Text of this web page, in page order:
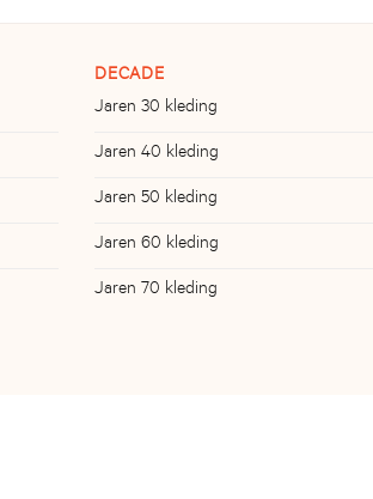
DECADE
Jaren 30 kleding
Jaren 40 kleding
Jaren 50 kleding
Jaren 60 kleding
Jaren 70 kleding